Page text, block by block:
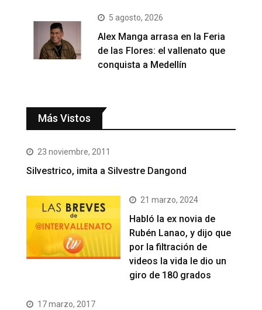
5 agosto, 2026
Alex Manga arrasa en la Feria
de las Flores: el vallenato que
conquista a Medellín
Más Vistos
23 noviembre, 2011
Silvestrico, imita a Silvestre Dangond
21 marzo, 2024
Habló la ex novia de
Rubén Lanao, y dijo que
por la filtración de
videos la vida le dio un
giro de 180 grados
17 marzo, 2017